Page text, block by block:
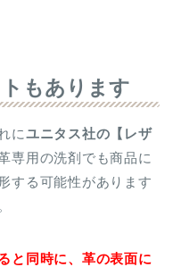
もあります
にユニタス社の【レザ
専用の洗剤でも商品に
する可能性があります
と同時に、革の表面に